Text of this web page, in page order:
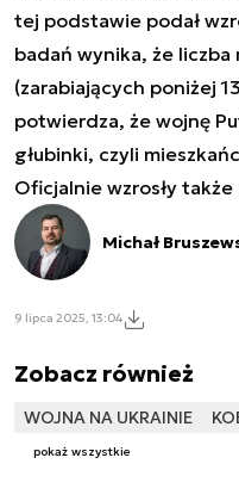
tej podstawie podał
badań wynika, że
(zarabiających poniżej
potwierdza, że wojnę
głubinki, czyli
Oficjalnie wzrosły także
Michał
9 lipca 2025, 13:04
Zobacz również
WOJNA NA UKRAINIE
pokaż wszystkie